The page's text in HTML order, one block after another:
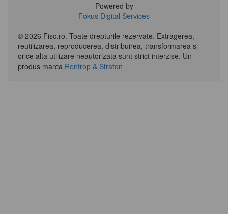
Powered by
Fokus Digital Services
© 2026 Fisc.ro. Toate drepturile rezervate. Extragerea,
reutilizarea, reproducerea, distribuirea, transformarea si
orice alta utilizare neautorizata sunt strict interzise. Un
produs marca Rentrop & Straton